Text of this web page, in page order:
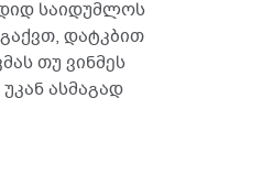
საიდუმლოს
დატკბით
თუ ვინმეს
ასმაგად